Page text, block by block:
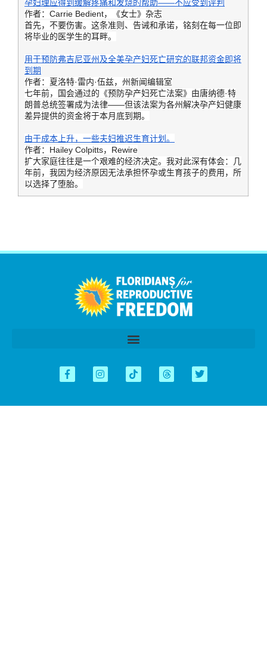
孕妇理应得到缓解疼痛和发烧的帮助——不应受到评判
作者：Carrie Bedient，《女士》杂志
首先，不要伤害。这条准则、告诫和承诺，铭刻在每一位即
将毕业的医学生的耳畔。
用于预防弗吉尼亚州及全美孕产妇死亡研究的联邦资金即将
到期
作者：夏洛特·雷内·伍兹，州新闻编辑室
七年前，国会通过的《预防孕产妇死亡法案》由唐纳德·特
朗普总统签署成为法律——但该法案为各州解决孕产妇健康
差异提供的资金将于本月底到期。
由于成本上升，一些夫妇推迟生育计划。
作者：Hailey Colpitts，Rewire
扩大家庭往往是一个艰难的经济决定。我对此深有体会：几
年前，我因为经济原因无法承担怀孕或生育孩子的费用，所
以选择了堕胎。